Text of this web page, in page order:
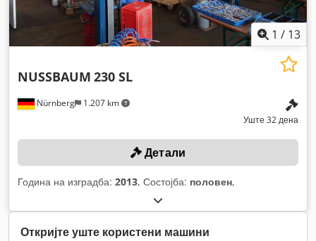
1 / 13
Nürnberg 1.207 km
NUSSBAUM 230 SL
Уште 32 дена
Детали
Година на изградба: 2013, Состојба: половен,
Откријте уште користени машини